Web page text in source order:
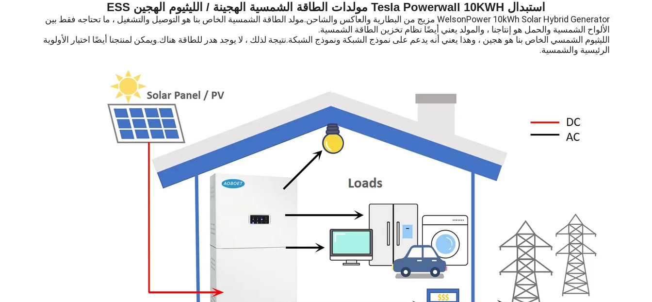
استبدال Tesla Powerwall 10KWH مولدات الطاقة الشمسية الهجينة / الليثيوم الهجين ESS
WelsonPower 10kWh Solar Hybrid Generator مزيج من البطارية والعاكس والشاحن.مولد الطاقة الشمسية الخاص بنا هو التوصيل والتشغيل ، ما تحتاجه فقط بين
الألواح الشمسية والحمل هو إنتاجنا ، والمولد يعني أيضًا نظام تخزين الطاقة الشمسية.
الليثيوم الشمسي الخاص بنا هو هجين ، وهذا يعني أنه يدعم على نموذج الشبكة ونموذج الشبكة.نتيجة لذلك ، لا يوجد هدر للطاقة هناك.ويمكن لمنتجنا أيضًا اختيار الأولوية
الرئيسية والشمسية.